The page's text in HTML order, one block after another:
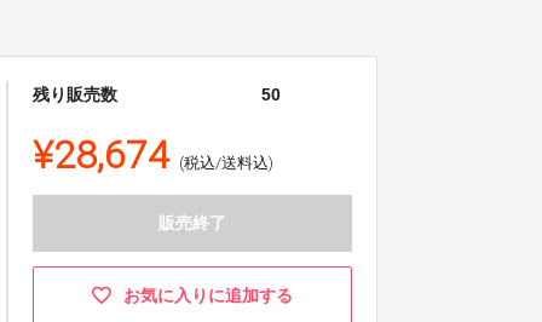
残り販売数 50
¥28,674 (税込/送料込)
販売終了
お気に入りに追加する